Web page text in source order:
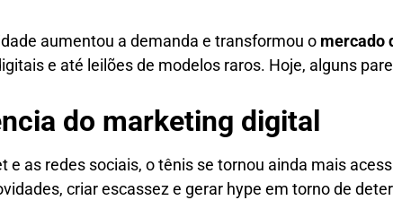
aumentou a demanda e transformou o mercado
e até leilões de modelos raros. Hoje, alguns
do marketing digital
e as redes sociais, o tênis se tornou ainda mais
criar escassez e gerar hype em torno de